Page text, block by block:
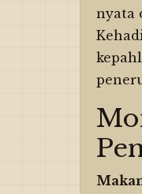
nyata